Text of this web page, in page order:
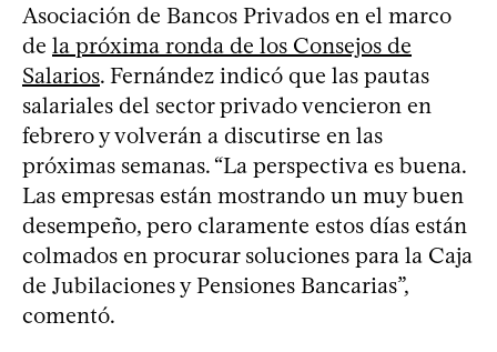
Asociación de Bancos Privados en el marco
de la próxima ronda de los Consejos de
Salarios. Fernández indicó que las pautas
salariales del sector privado vencieron en
febrero y volverán a discutirse en las
próximas semanas. “La perspectiva es buena.
Las empresas están mostrando un muy buen
desempeño, pero claramente estos días están
colmados en procurar soluciones para la Caja
de Jubilaciones y Pensiones Bancarias”,
comentó.